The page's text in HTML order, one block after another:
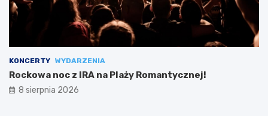
KONCERTY WYDARZENIA
Rockowa noc z IRA na Plaży Romantycznej!
8 sierpnia 2026